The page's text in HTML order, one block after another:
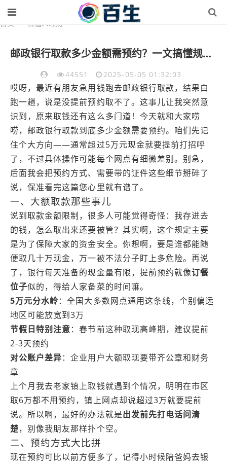
首页 普通人理财
邮政银行取款多少金额需预约？一文搞懂规定与流程
44551 2025-05-05 01:32:03
哎呀，最近有朋友急用钱跑去邮政银行取款，结果白
跑一趟，说是没提前预约取不了。这事儿让我突然意
识到，原来取钱还有这么多门道！今天就和大家唠
唠，邮政银行取款到底多少金额需要预约。咱们先记
住个大方向——通常超过5万元现金就要提前打招呼
了，不过具体操作可能每个网点有细微差别。别急，
后面我会把预约方式、需要带的证件这些细节掰碎了
说，保准看完这篇您心里就有谱了。
一、大额取款那些事儿
说到取款金额限制，很多人可能觉得奇怪：我存进去
的钱，怎么取出来还要被管？其实啊，这个规定主要
是为了保障大家的资金安全。你想啊，要是谁都能随
便取几十万现金，万一被不法分子盯上多危险。再说
了，银行每天准备的现金量有限，提前预约就像订餐
位子似的，得给人家备菜的时间嘛。
5万元分水岭：全国大多数网点通用这条线，个别偏远
地区可能放宽到3万
节假日特别注意：春节前这种取现高峰期，建议提前
2-3天预约
对公账户差异：企业用户大额取现要带齐公章和财务
章
上个月我去老家镇上取钱就遇到个情况，明明在市区
取6万都不用预约，镇上网点却说超过3万就要提前
说。所以啊，最好的办法就是出发前先打电话问清
楚，别像我朋友那样扑个空。
二、预约方式大比拼
现在预约可比以前方便多了，记得小时候陪爸妈去银